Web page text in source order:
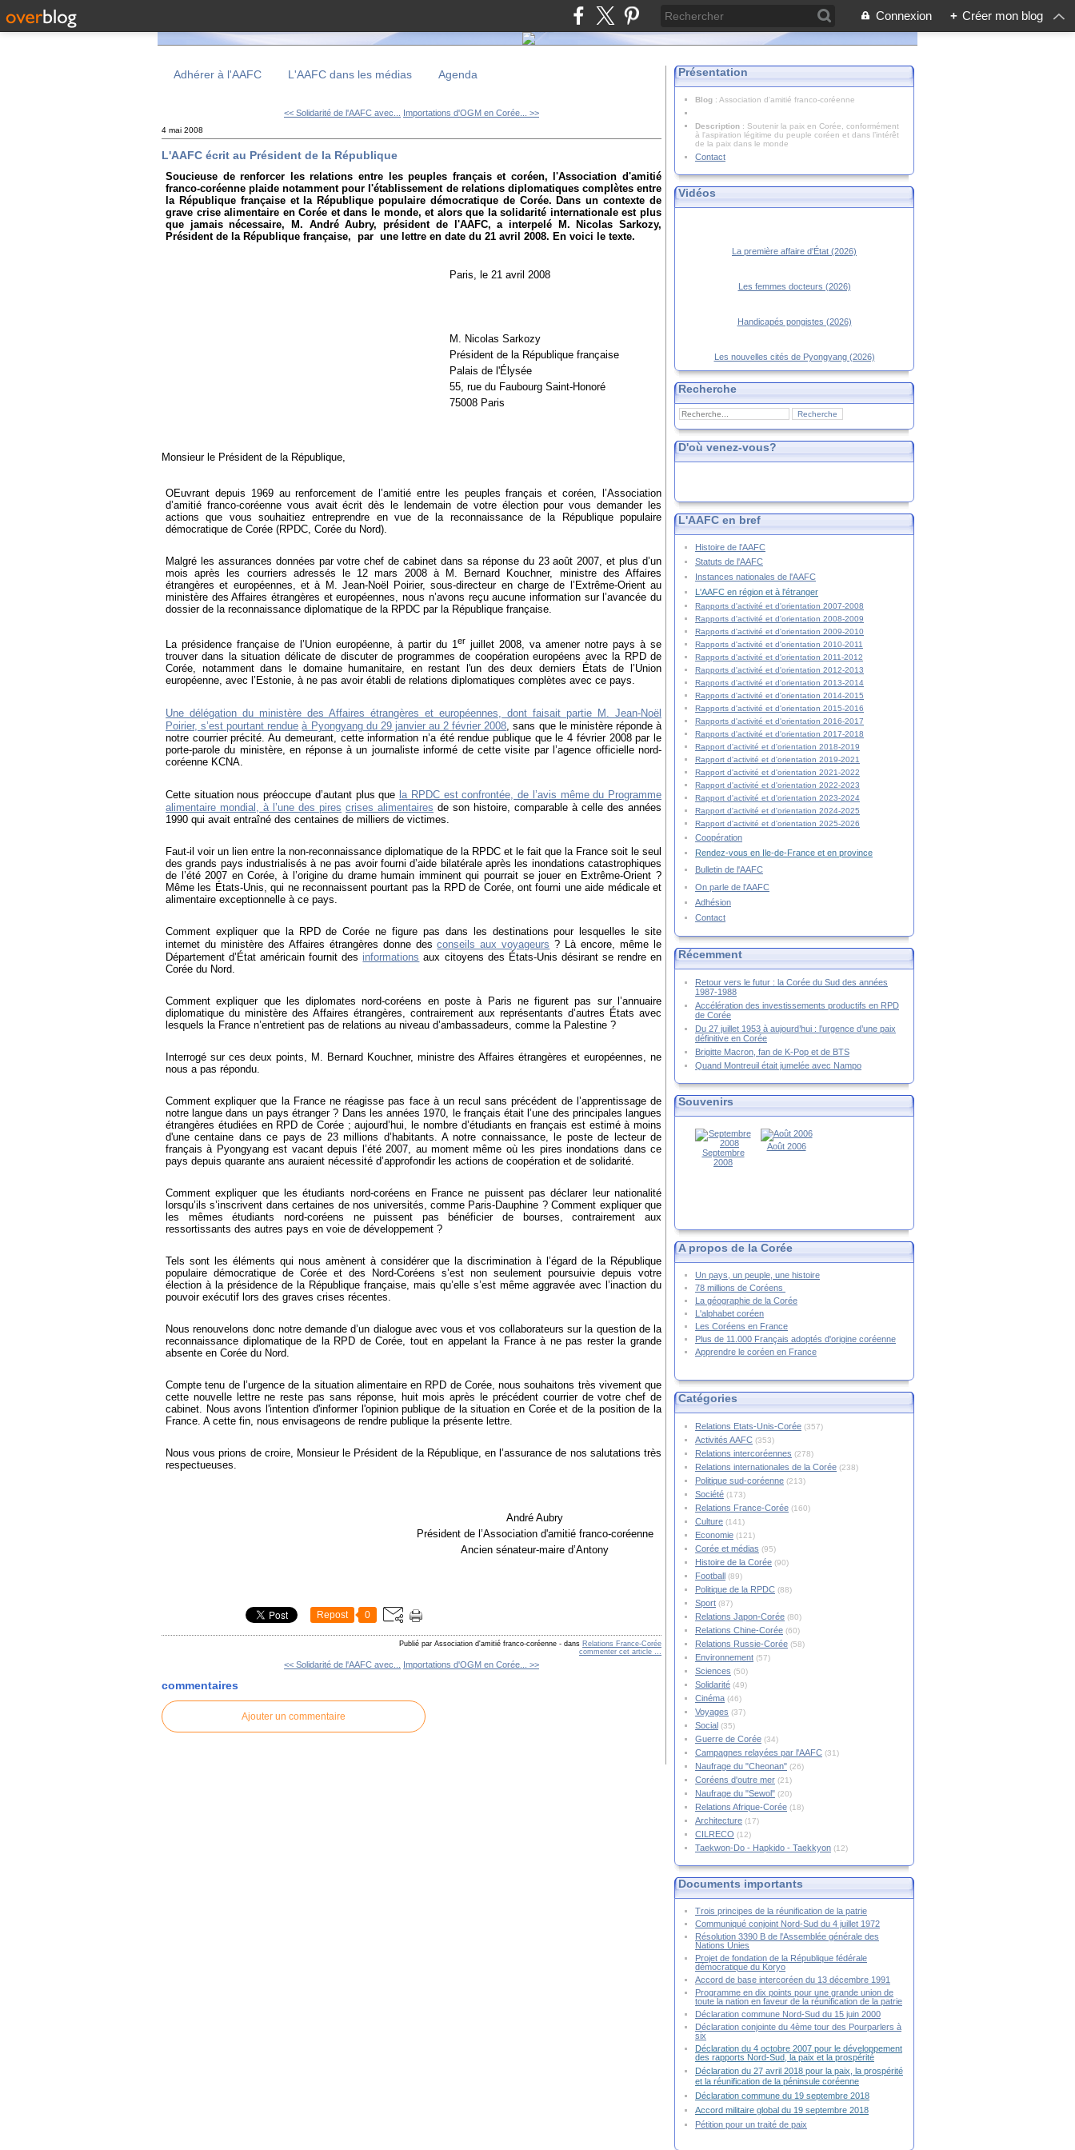
Connexion + Créer mon blog
Adhérer à l'AAFC L'AAFC dans les médias Agenda
<< Solidarité de l'AAFC avec... Importations d'OGM en Corée... >>
4 mai 2008
L'AAFC écrit au Président de la République
Soucieuse de renforcer les relations entre les peuples français et coréen, l'Association d'amitié
franco-coréenne plaide notamment pour l'établissement de relations diplomatiques complètes entre
la République française et la République populaire démocratique de Corée. Dans un contexte de
grave crise alimentaire en Corée et dans le monde, et alors que la solidarité internationale est plus
que jamais nécessaire, M. André Aubry, président de l'AAFC, a interpelé M. Nicolas Sarkozy,
Président de la République française, par une lettre en date du 21 avril 2008. En voici le texte.
Paris, le 21 avril 2008
M. Nicolas Sarkozy
Président de la République française
Palais de l'Élysée
55, rue du Faubourg Saint-Honoré
75008 Paris
Monsieur le Président de la République,
OEuvrant depuis 1969 au renforcement de l’amitié entre les peuples français et coréen, l’Association
d’amitié franco-coréenne vous avait écrit dès le lendemain de votre élection pour vous demander les
actions que vous souhaitiez entreprendre en vue de la reconnaissance de la République populaire
démocratique de Corée (RPDC, Corée du Nord).
Malgré les assurances données par votre chef de cabinet dans sa réponse du 23 août 2007, et plus d’un
mois après les courriers adressés le 12 mars 2008 à M. Bernard Kouchner, ministre des Affaires
étrangères et européennes, et à M. Jean-Noël Poirier, sous-directeur en charge de l’Extrême-Orient au
ministère des Affaires étrangères et européennes, nous n’avons reçu aucune information sur l’avancée du
dossier de la reconnaissance diplomatique de la RPDC par la République française.
La présidence française de l’Union européenne, à partir du 1er juillet 2008, va amener notre pays à se
trouver dans la situation délicate de discuter de programmes de coopération européens avec la RPD de
Corée, notamment dans le domaine humanitaire, en restant l'un des deux derniers États de l’Union
européenne, avec l’Estonie, à ne pas avoir établi de relations diplomatiques complètes avec ce pays.
Une délégation du ministère des Affaires étrangères et européennes, dont faisait partie M. Jean-Noël
Poirier, s’est pourtant rendue à Pyongyang du 29 janvier au 2 février 2008 , sans que le ministère réponde à
notre courrier précité. Au demeurant, cette information n’a été rendue publique que le 4 février 2008 par le
porte-parole du ministère, en réponse à un journaliste informé de cette visite par l’agence officielle nord-
coréenne KCNA.
Cette situation nous préoccupe d’autant plus que la RPDC est confrontée, de l’avis même du Programme
alimentaire mondial, à l’une des pires crises alimentaires de son histoire, comparable à celle des années
1990 qui avait entraîné des centaines de milliers de victimes.
Faut-il voir un lien entre la non-reconnaissance diplomatique de la RPDC et le fait que la France soit le seul
des grands pays industrialisés à ne pas avoir fourni d’aide bilatérale après les inondations catastrophiques
de l’été 2007 en Corée, à l’origine du drame humain imminent qui pourrait se jouer en Extrême-Orient ?
Même les États-Unis, qui ne reconnaissent pourtant pas la RPD de Corée, ont fourni une aide médicale et
alimentaire exceptionnelle à ce pays.
Comment expliquer que la RPD de Corée ne figure pas dans les destinations pour lesquelles le site
internet du ministère des Affaires étrangères donne des conseils aux voyageurs ? Là encore, même le
Département d’État américain fournit des informations aux citoyens des États-Unis désirant se rendre en
Corée du Nord.
Comment expliquer que les diplomates nord-coréens en poste à Paris ne figurent pas sur l’annuaire
diplomatique du ministère des Affaires étrangères, contrairement aux représentants d’autres États avec
lesquels la France n’entretient pas de relations au niveau d’ambassadeurs, comme la Palestine ?
Interrogé sur ces deux points, M. Bernard Kouchner, ministre des Affaires étrangères et européennes, ne
nous a pas répondu.
Comment expliquer que la France ne réagisse pas face à un recul sans précédent de l’apprentissage de
notre langue dans un pays étranger ? Dans les années 1970, le français était l’une des principales langues
étrangères étudiées en RPD de Corée ; aujourd’hui, le nombre d’étudiants en français est estimé à moins
d'une centaine dans ce pays de 23 millions d’habitants. A notre connaissance, le poste de lecteur de
français à Pyongyang est vacant depuis l’été 2007, au moment même où les pires inondations dans ce
pays depuis quarante ans auraient nécessité d’approfondir les actions de coopération et de solidarité.
Comment expliquer que les étudiants nord-coréens en France ne puissent pas déclarer leur nationalité
lorsqu’ils s’inscrivent dans certaines de nos universités, comme Paris-Dauphine ? Comment expliquer que
les mêmes étudiants nord-coréens ne puissent pas bénéficier de bourses, contrairement aux
ressortissants des autres pays en voie de développement ?
Tels sont les éléments qui nous amènent à considérer que la discrimination à l’égard de la République
populaire démocratique de Corée et des Nord-Coréens s’est non seulement poursuivie depuis votre
élection à la présidence de la République française, mais qu’elle s’est même aggravée avec l’inaction du
pouvoir exécutif lors des graves crises récentes.
Nous renouvelons donc notre demande d’un dialogue avec vous et vos collaborateurs sur la question de la
reconnaissance diplomatique de la RPD de Corée, tout en appelant la France à ne pas rester la grande
absente en Corée du Nord.
Compte tenu de l’urgence de la situation alimentaire en RPD de Corée, nous souhaitons très vivement que
cette nouvelle lettre ne reste pas sans réponse, huit mois après le précédent courrier de votre chef de
cabinet. Nous avons l'intention d'informer l'opinion publique de la situation en Corée et de la position de la
France. A cette fin, nous envisageons de rendre publique la présente lettre.
Nous vous prions de croire, Monsieur le Président de la République, en l’assurance de nos salutations très
respectueuses.
André Aubry
Président de l’Association d'amitié franco-coréenne
Ancien sénateur-maire d’Antony
Repost 0
Publié par Association d'amitié franco-coréenne - dans Relations France-Corée
commenter cet article …
<< Solidarité de l'AAFC avec... Importations d'OGM en Corée... >>
commentaires
Ajouter un commentaire
Présentation
Blog : Association d'amitié franco-coréenne
Description : Soutenir la paix en Corée, conformément
à l'aspiration légitime du peuple coréen et dans l’intérêt
de la paix dans le monde
Contact
Vidéos
La première affaire d'État (2026)
Les femmes docteurs (2026)
Handicapés pongistes (2026)
Les nouvelles cités de Pyongyang (2026)
Recherche
D'où venez-vous?
L'AAFC en bref
Histoire de l'AAFC
Statuts de l'AAFC
Instances nationales de l'AAFC
L'AAFC en région et à l'étranger
Rapports d'activité et d'orientation 2007-2008
Rapports d'activité et d'orientation 2008-2009
Rapports d'activité et d'orientation 2009-2010
Rapports d'activité et d'orientation 2010-2011
Rapports d'activité et d'orientation 2011-2012
Rapports d'activité et d'orientation 2012-2013
Rapports d'activité et d'orientation 2013-2014
Rapports d'activité et d'orientation 2014-2015
Rapports d'activité et d'orientation 2015-2016
Rapports d'activité et d'orientation 2016-2017
Rapports d'activité et d'orientation 2017-2018
Rapport d'activité et d'orientation 2018-2019
Rapport d'activité et d'orientation 2019-2021
Rapport d'activité et d'orientation 2021-2022
Rapport d'activité et d'orientation 2022-2023
Rapport d'activité et d'orientation 2023-2024
Rapport d'activité et d'orientation 2024-2025
Rapport d'activité et d'orientation 2025-2026
Coopération
Rendez-vous en Ile-de-France et en province
Bulletin de l'AAFC
On parle de l'AAFC
Adhésion
Contact
Récemment
Retour vers le futur : la Corée du Sud des années
1987-1988
Accélération des investissements productifs en RPD
de Corée
Du 27 juillet 1953 à aujourd’hui : l’urgence d’une paix
définitive en Corée
Brigitte Macron, fan de K-Pop et de BTS
Quand Montreuil était jumelée avec Nampo
Souvenirs
Septembre
2008
Août 2006
A propos de la Corée
Un pays, un peuple, une histoire
78 millions de Coréens
La géographie de la Corée
L'alphabet coréen
Les Coréens en France
Plus de 11.000 Français adoptés d'origine coréenne
Apprendre le coréen en France
Catégories
Relations Etats-Unis-Corée (357)
Activités AAFC (353)
Relations intercoréennes (278)
Relations internationales de la Corée (238)
Politique sud-coréenne (213)
Société (173)
Relations France-Corée (160)
Culture (141)
Economie (121)
Corée et médias (95)
Histoire de la Corée (90)
Football (89)
Politique de la RPDC (88)
Sport (87)
Relations Japon-Corée (80)
Relations Chine-Corée (60)
Relations Russie-Corée (58)
Environnement (57)
Sciences (50)
Solidarité (49)
Cinéma (46)
Voyages (37)
Social (35)
Guerre de Corée (34)
Campagnes relayées par l'AAFC (31)
Naufrage du "Cheonan" (26)
Coréens d'outre mer (21)
Naufrage du "Sewol" (20)
Relations Afrique-Corée (18)
Architecture (17)
CILRECO (12)
Taekwon-Do - Hapkido - Taekkyon (12)
Documents importants
Trois principes de la réunification de la patrie
Communiqué conjoint Nord-Sud du 4 juillet 1972
Résolution 3390 B de l'Assemblée générale des
Nations Unies
Projet de fondation de la République fédérale
démocratique du Koryo
Accord de base intercoréen du 13 décembre 1991
Programme en dix points pour une grande union de
toute la nation en faveur de la réunification de la patrie
Déclaration commune Nord-Sud du 15 juin 2000
Déclaration conjointe du 4ème tour des Pourparlers à
six
Déclaration du 4 octobre 2007 pour le développement
des rapports Nord-Sud, la paix et la prospérité
Déclaration du 27 avril 2018 pour la paix, la prospérité
et la réunification de la péninsule coréenne
Déclaration commune du 19 septembre 2018
Accord militaire global du 19 septembre 2018
Pétition pour un traité de paix